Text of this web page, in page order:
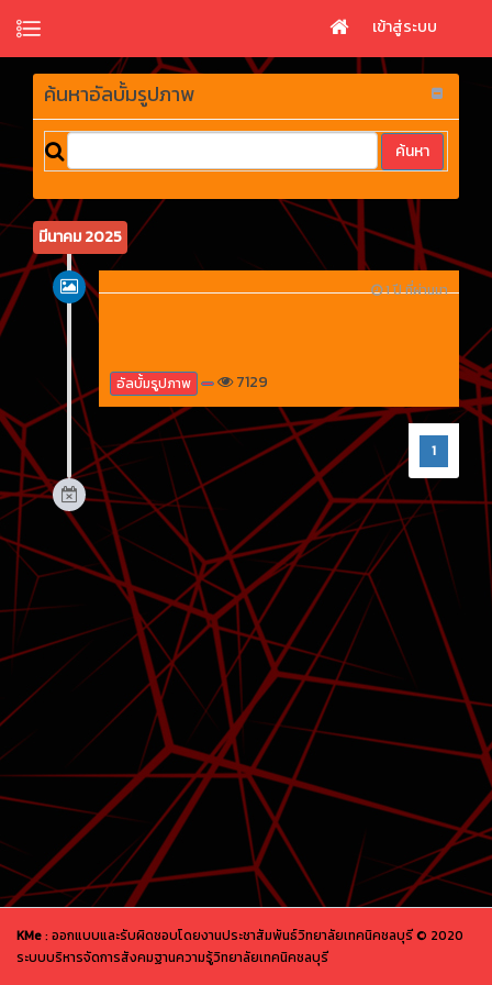
เข้าสู่ระบบ
ค้นหาอัลบั้มรูปภาพ
มีนาคม 2025
1 ปี ที่ผ่านมา
อัลบั้มรูปภาพ 7129
1
KMe: ออกแบบและรับผิดชอบโดยงานประชาสัมพันธ์วิทยาลัยเทคนิคชลบุรี © 2020
ระบบบริหารจัดการสังคมฐานความรู้วิทยาลัยเทคนิคชลบุรี